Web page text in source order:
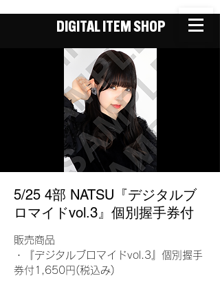
DIGITAL ITEM SHOP
5/25 4部 NATSU『デジタルブ
ロマイドvol.3』個別握手券付
販売商品
・『デジタルブロマイドvol.3』個別握手
券付1,650円(税込み)